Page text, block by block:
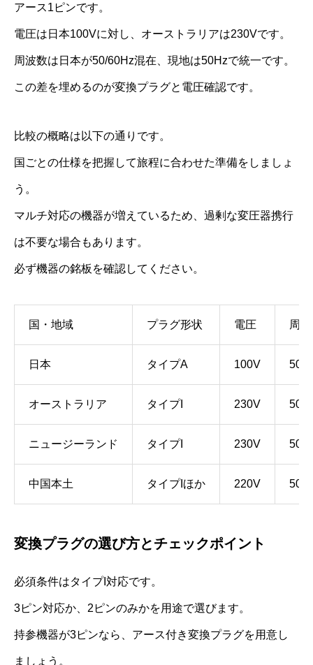
アース1ピンです。
電圧は日本100Vに対し、オーストラリアは230Vです。
周波数は日本が50/60Hz混在、現地は50Hzで統一です。
この差を埋めるのが変換プラグと電圧確認です。
比較の概略は以下の通りです。
国ごとの仕様を把握して旅程に合わせた準備をしましょ
う。
マルチ対応の機器が増えているため、過剰な変圧器携行
は不要な場合もあります。
必ず機器の銘板を確認してください。
国・地域 プラグ形状 電圧 周
日本 タイプA 100V 50/
オーストラリア タイプI 230V
ニュージーランド タイプI 230V
中国本土 タイプIほか 220V
変換プラグの選び方とチェックポイント
必須条件はタイプI対応です。
3ピン対応か、2ピンのみかを用途で選びます。
持参機器が3ピンなら、アース付き変換プラグを用意し
ましょう。